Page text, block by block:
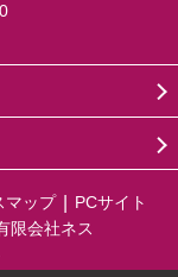
マップ
PCサイト
限会社ネス